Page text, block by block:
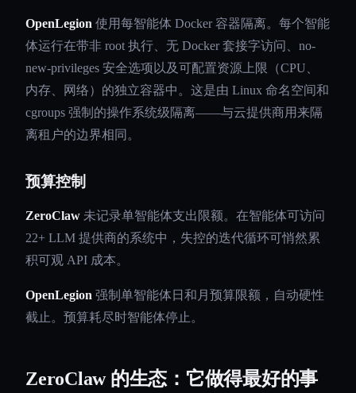
OpenLegion 使用每智能体 Docker 容器隔离。每个智能
体运行在带非 root 执行、无 Docker 套接字访问、no-
new-privileges 安全选项以及可配置资源上限（CPU、
内存、网络）的独立容器中。这是由 Linux 命名空间和
cgroups 强制的操作系统级隔离——与云提供商用来隔
离租户的边界相同。
预算控制
ZeroClaw 未记录单智能体支出限额。在智能体可访问
22+ LLM 提供商的系统中，失控的迭代循环可悄然累
积可观 API 成本。
OpenLegion 强制单智能体日和月预算限额，自动硬性
截止。预算耗尽时智能体停止。
ZeroClaw 的生态：它做得最好的事